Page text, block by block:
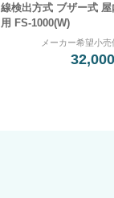
線検出方式 ブザー式 屋
用 FS-1000(W)
メーカー希望小売